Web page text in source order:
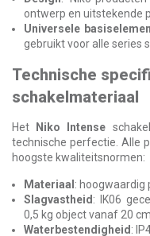
ontwerp en uitstekende
Universele
gebruikt voor alle series
Technische
schakelmateriaal
Het Niko Intense
technische perfectie. Alle
hoogste kwaliteitsnormen:
Materiaal :
Slagvastheid : IK06
0,5 kg object vanaf 20
Waterbestendigheid :